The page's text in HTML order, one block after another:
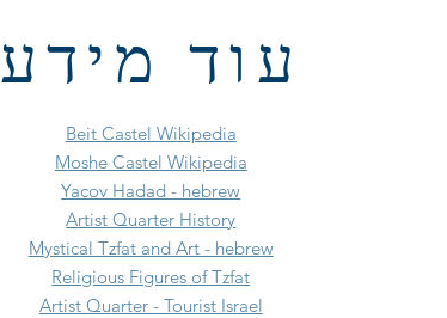
עוד מידע
Beit Castel Wikipedia
Moshe Castel Wikipedia
Yacov Hadad - hebrew
Artist Quarter History
Mystical Tzfat and Art - hebrew
Religious Figures of Tzfat
Artist Quarter - Tourist Israel